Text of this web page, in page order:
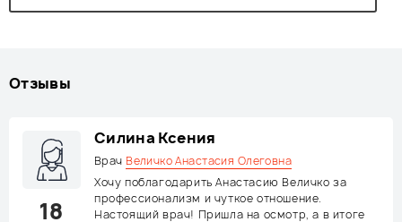
Отзывы
18
Силина Ксения
Врач Величко Анастасия Олеговна
Хочу поблагодарить Анастасию Величко за
профессионализм и чуткое отношение.
Настоящий врач! Пришла на осмотр, а в итоге